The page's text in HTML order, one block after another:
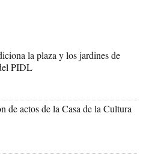
la plaza y los jardines de
PIDL
de actos de la Casa de la Cultura